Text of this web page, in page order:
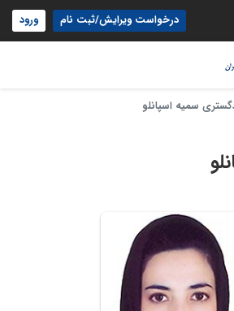
درخواست ویرایش/ثبت نام ورود
سمیه اسپانلو